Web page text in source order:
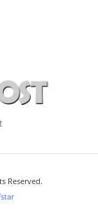
Reserved.